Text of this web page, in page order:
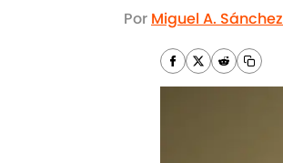
Por Miguel A. Sánchez